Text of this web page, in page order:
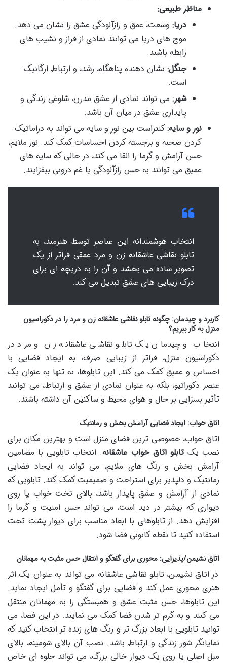
مناظر طبیعی:
دریا: وسعت، عمق و رازآلودگی عشق را نشان می دهد.
موج های دریا می توانند نمادی از فراز و نشیب های
رابطه باشند.
جنگل: نشان دهنده پناهگاه، رشد، و ارتباط ارگانیک
است.
شهر: می تواند نمادی از عشق مدرن، شلوغی زندگی و
پایداری عشق در میان آن باشد.
نور و سایه:کنتراست بین نور و سایه می تواند به دراماتیک
کردن صحنه و برجسته کردن احساسات کمک کند. نور ملایم،
حس آرامش و گرما را القا می کند، در حالی که سایه های
عمیق می توانند به حس رازآلودگی یا غم درونی بیفزایند.
انتخاب هوشمندانه این عناصر توسط هنرمند، به
تابلو نقاشی عاشقانه زن و مرد عمقی فراتر از یک
تصویر ساده می بخشد و آن را به دریچه ای برای
درک زیبایی های عشق تبدیل می کند.
کاربرد و چیدمان: چگونه تابلو نقاشی عاشقانه زن و مرد را در دکوراسیون
منزل به کار ببریم؟
انتخاب و چیدمان یک تابلو نقاشی عاشقانه زن و مرد در
دکوراسیون منزل، فراتر از زیبایی صرف، به ایجاد فضایی با
احساس و عمیق کمک می کند. این تابلوها، نه تنها به عنوان یک
عنصر دکوراتیو، بلکه به عنوان نمادی از عشق و ارتباط، می توانند
تأثیر بسزایی بر حال و هوای محیط و ساکنین آن داشته باشند.
اتاق خواب: ایجاد فضایی آرامش بخش و رمانتیک
اتاق خواب، خصوصی ترین فضای منزل است و بهترین مکان برای
نصب یکتابلو اتاق خواب عاشقانه. انتخاب تابلویی با مضامین
آرامش بخش و رنگ های ملایم، می تواند به ایجاد فضایی
رمانتیک و دلپذیر برای استراحت و صمیمیت کمک کند. تابلویی که
نمادی از آرامش و عشق پایدار باشد، بالای تخت خواب یا روی
دیواری که بیشتر در دید است، می تواند حس امنیت و گرما را
افزایش دهد. از تابلوهای با ابعاد مناسب برای دیوار پشت تخت
استفاده کنید تا نقطه کانونی فضا شود.
اتاق نشیمن/پذیرایی: محوری برای گفتگو و انتقال حس مثبت به مهمانان
در اتاق نشیمن، تابلو نقاشی عاشقانه می تواند به عنوان یک اثر
هنری محوری عمل کند و فضایی برای گفتگو و تأمل ایجاد نماید.
این تابلوها، حس مثبت عشق و همبستگی را به مهمانان منتقل
می کنند و به گرم تر شدن فضا کمک می نمایند. در این فضا، می
توانید تابلویی با ابعاد بزرگ تر و رنگ های زنده تر انتخاب کنید که
نمایانگر شور زندگی و ارتباط باشد. نصب آن بالای شومینه، بالای
مبل اصلی یا روی یک دیوار خالی بزرگ، می تواند جلوه ای خاص